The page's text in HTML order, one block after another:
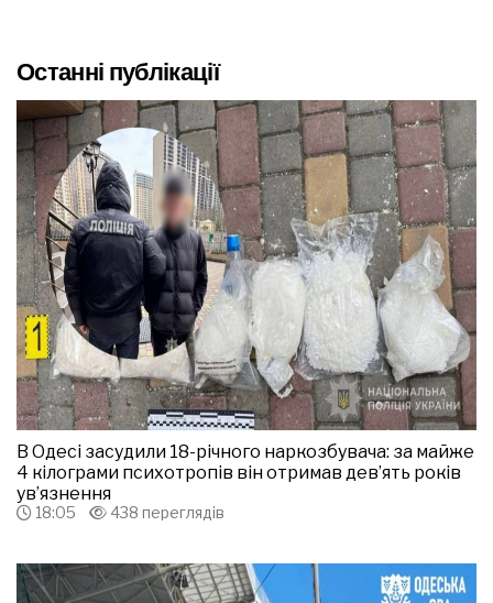
Останні публікації
В Одесі засудили 18-річного наркозбувача: за майже
4 кілограми психотропів він отримав дев’ять років
ув’язнення
18:05 438 переглядів